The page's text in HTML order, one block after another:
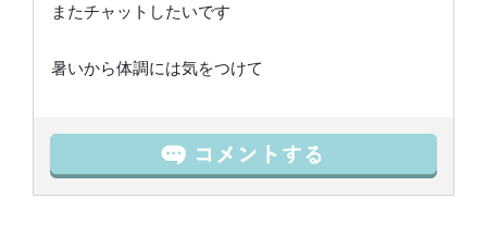
またチャットしたいです
暑いから体調には気をつけて